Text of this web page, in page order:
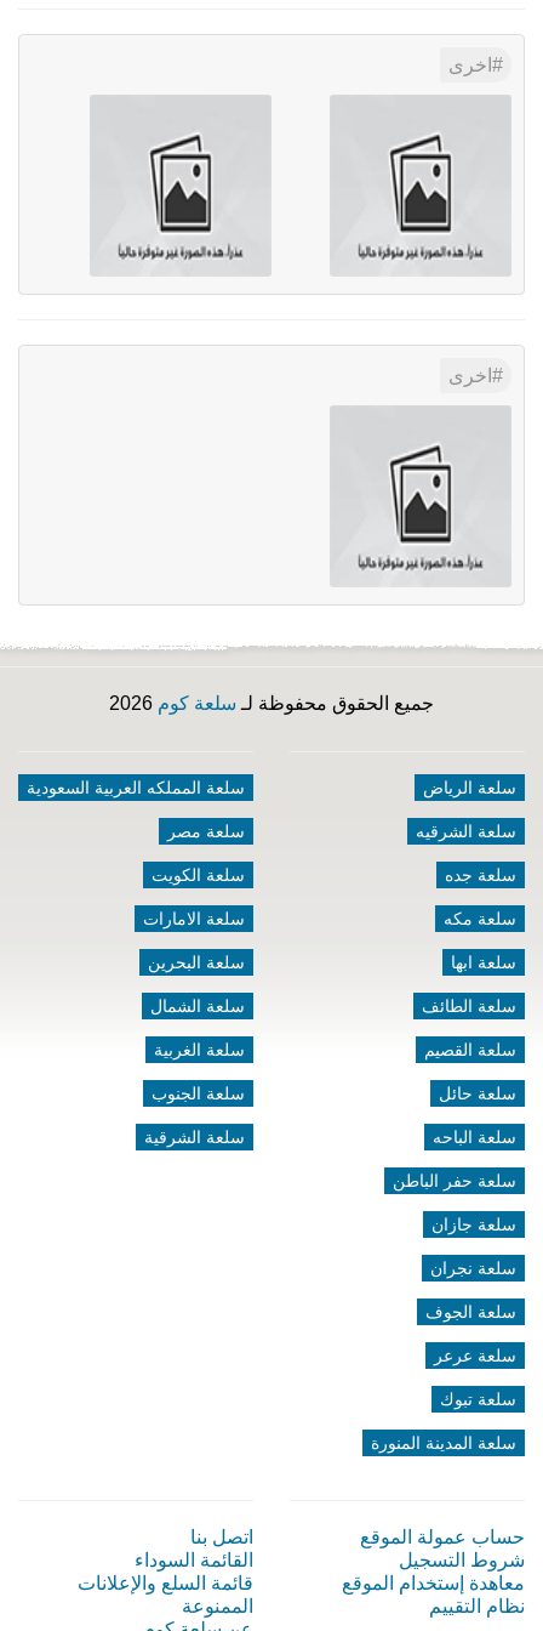
اخرى
اخرى
جميع الحقوق محفوظة لـ سلعة كوم
سلعة الرياض
سلعة الشرقيه
سلعة جده
سلعة مكه
سلعة ابها
سلعة الطائف
سلعة القصيم
سلعة حائل
سلعة الباحه
سلعة حفر الباطن
سلعة جازان
سلعة نجران
سلعة الجوف
سلعة عرعر
سلعة تبوك
سلعة المدينة المنورة
سلعة المملكه العربية السعودية
سلعة مصر
سلعة الكويت
سلعة الامارات
سلعة البحرين
سلعة الشمال
سلعة الغربية
سلعة الجنوب
سلعة الشرقية
حساب عمولة الموقع
شروط التسجيل
معاهدة إستخدام الموقع
نظام التقييم
اتصل بنا
القائمة السوداء
قائمة السلع والإعلانات
الممنوعة